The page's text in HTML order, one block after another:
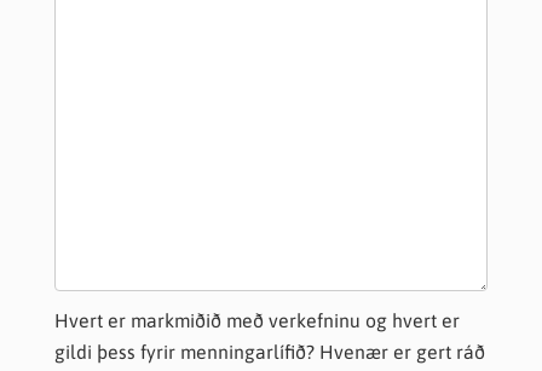
Hvert er markmiðið með verkefninu og hvert er
gildi þess fyrir menningarlífið? Hvenær er gert ráð